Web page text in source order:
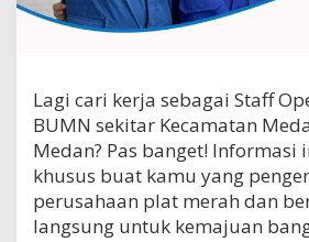
S
f
f
O
p
e
r
a
s
Lagi cari kerja sebagai Staff
BUMN sekitar Kecamatan
Medan? Pas banget! Informasi
khusus buat kamu yang
perusahaan plat merah dan
langsung untuk kemajuan